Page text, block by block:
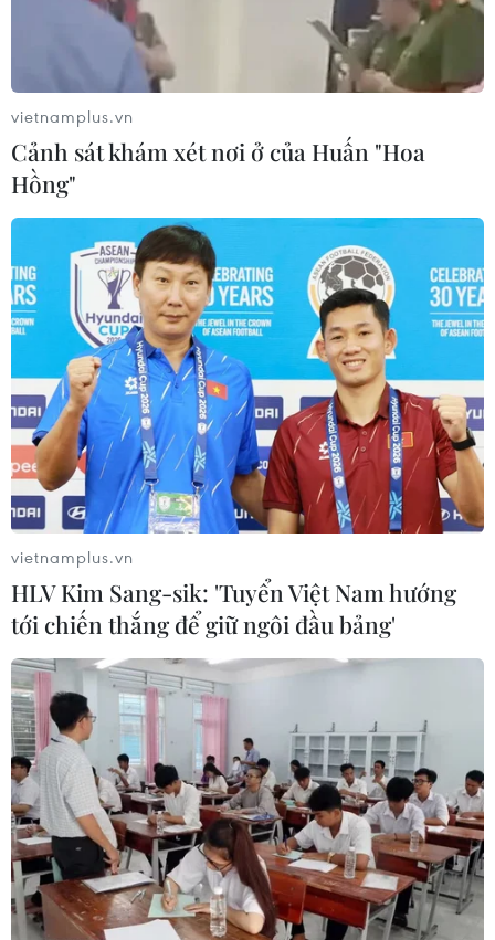
Hàn Quốc, Ba Lan ký bản ghi nhớ về các
dự án tái thiết Ukraine
14/07/2023 04:24
Hàn Quốc và Ba Lan dự kiến thành lập một cơ quan
tham vấn cấp thứ trưởng vào tháng Chín để chia sẻ
thông tin và tìm kiếm các dự án tái thiết chung ở
Ukraine.
Ngân hàng Đầu tư châu Âu lập quỹ tín thác
hỗ trợ tái thiết Ukaine
14/07/2023 06:39
vietnamplus.vn
Cảnh sát khám xét nơi ở của Huấn "Hoa
Hồng"
vietnamplus.vn
HLV Kim Sang-sik: 'Tuyển Việt Nam hướng
tới chiến thắng để giữ ngôi đầu bảng'